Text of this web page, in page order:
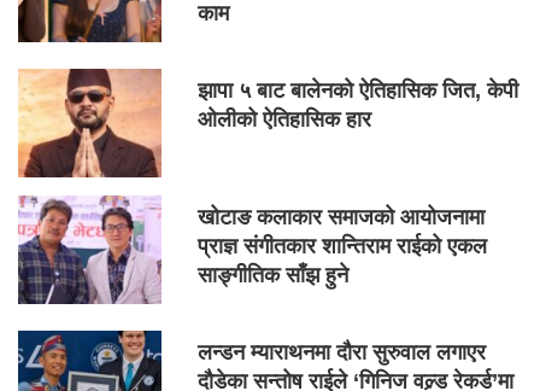
काम
झापा ५ बाट बालेनको ऐतिहासिक जित, केपी
ओलीको ऐतिहासिक हार
खोटाङ कलाकार समाजको आयोजनामा
प्राज्ञ संगीतकार शान्तिराम राईको एकल
साङ्गीतिक साँझ हुने
लन्डन म्याराथनमा दौरा सुरुवाल लगाएर
दौडेका सन्तोष राईले ‘गिनिज वल्र्ड रेकर्ड’मा